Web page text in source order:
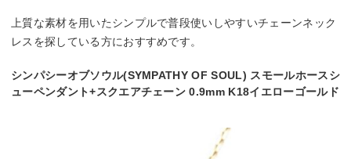
上質な素材を用いたシンプルで普段使いしやすいチェーンネック
レスを探している方におすすめです。
シンパシーオブソウル(SYMPATHY OF SOUL) スモールホースシ
ューペンダント+スクエアチェーン 0.9mm K18イエローゴールド